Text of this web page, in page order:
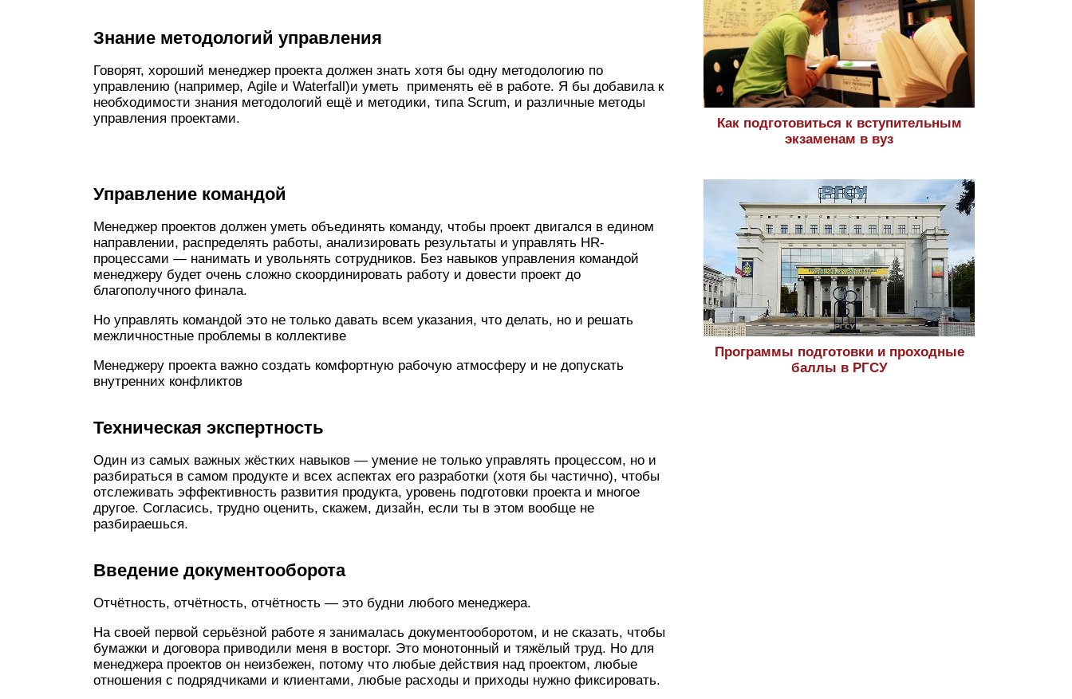
Знание методологий управления
Говорят, хороший менеджер проекта должен знать хотя бы одну методологию по
управлению (например, Agile и Waterfall)и уметь применять её в работе. Я бы добавила к
необходимости знания методологий ещё и методики, типа Scrum, и различные методы
управления проектами.
Управление командой
Менеджер проектов должен уметь объединять команду, чтобы проект двигался в едином
направлении, распределять работы, анализировать результаты и управлять HR-
процессами — нанимать и увольнять сотрудников. Без навыков управления командой
менеджеру будет очень сложно скоординировать работу и довести проект до
благополучного финала.
Но управлять командой это не только давать всем указания, что делать, но и решать
межличностные проблемы в коллективе
Менеджеру проекта важно создать комфортную рабочую атмосферу и не допускать
внутренних конфликтов
Техническая экспертность
Один из самых важных жёстких навыков — умение не только управлять процессом, но и
разбираться в самом продукте и всех аспектах его разработки (хотя бы частично), чтобы
отслеживать эффективность развития продукта, уровень подготовки проекта и многое
другое. Согласись, трудно оценить, скажем, дизайн, если ты в этом вообще не
разбираешься.
Введение документооборота
Отчётность, отчётность, отчётность — это будни любого менеджера.
На своей первой серьёзной работе я занималась документооборотом, и не сказать, чтобы
бумажки и договора приводили меня в восторг. Это монотонный и тяжёлый труд. Но для
менеджера проектов он неизбежен, потому что любые действия над проектом, любые
отношения с подрядчиками и клиентами, любые расходы и приходы нужно фиксировать.
Как подготовиться к вступительным
экзаменам в вуз
Программы подготовки и проходные
баллы в РГСУ